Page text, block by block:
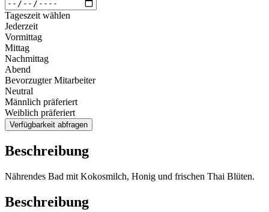
Tageszeit wählen
Jederzeit
Vormittag
Mittag
Nachmittag
Abend
Bevorzugter Mitarbeiter
Neutral
Männlich präferiert
Weiblich präferiert
Verfügbarkeit abfragen
Beschreibung
Nährendes Bad mit Kokosmilch, Honig und frischen Thai Blüten.
Beschreibung